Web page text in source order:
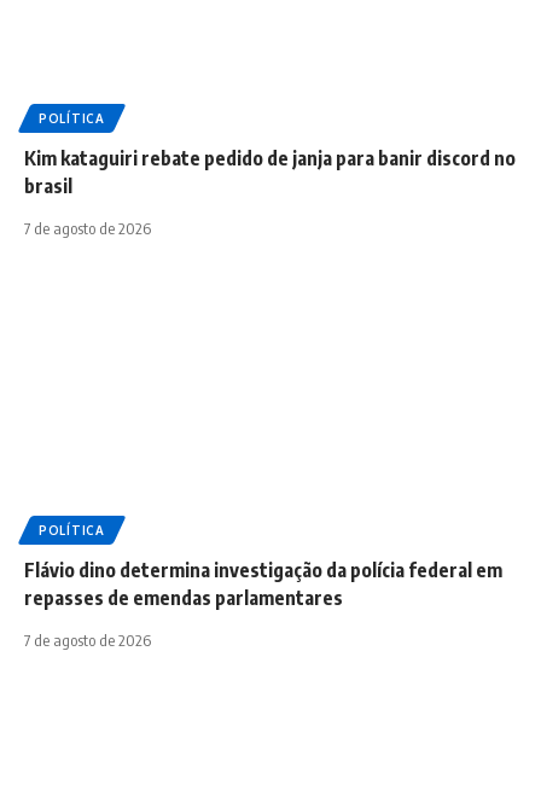
POLÍTICA
Kim kataguiri rebate pedido de janja para banir discord no
brasil
7 de agosto de 2026
POLÍTICA
Flávio dino determina investigação da polícia federal em
repasses de emendas parlamentares
7 de agosto de 2026